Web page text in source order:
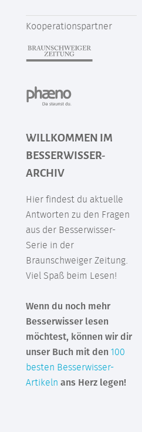
Kooperationspartner
WILLKOMMEN IM
BESSERWISSER-
ARCHIV
Hier findest du aktuelle
Antworten zu den Fragen
aus der Besserwisser-
Serie in der
Braunschweiger Zeitung.
Viel Spaß beim Lesen!
Wenn du noch mehr
Besserwisser lesen
möchtest, können wir dir
unser Buch mit den 100
besten Besserwisser-
Artikeln ans Herz legen!